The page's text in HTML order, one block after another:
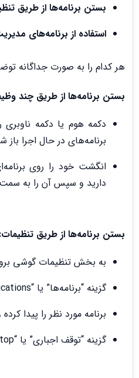
بستن برنامه‌ها از طریق
استفاده از برنامه‌های
هر کدام را به صورت جداگانه
بستن برنامه‌ها از طریق چند
دکمه هوم یا دکمه ناوبری
برنامه‌های در حال اجرا باز
انگشت خود را روی
دارید و سپس آن را به سمت
بستن برنامه‌ها از طریق تنظیمات:
به بخش تنظیمات گوشی
گزینه “برنامه‌ها” یا “Applications” را انتخاب کنید.
برنامه مورد نظر را پیدا
گزینه “توقف اجباری” یا “Force Stop” را انتخاب کنید.